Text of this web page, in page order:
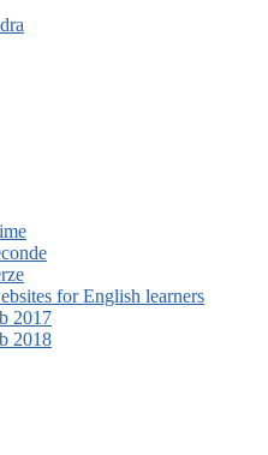
for English learners
2017
2018